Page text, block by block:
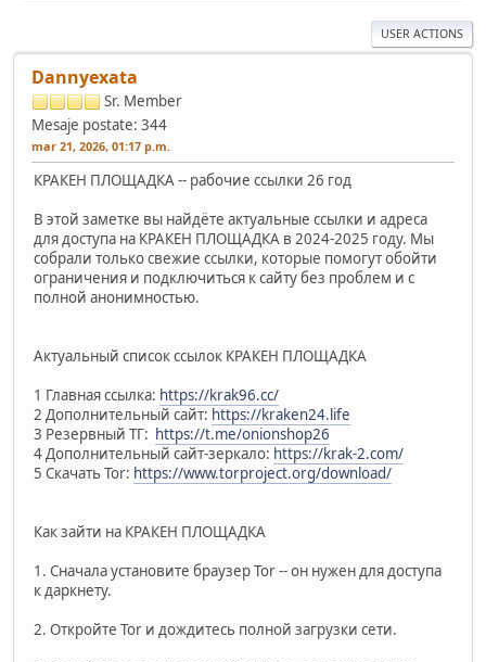
USER ACTIONS
Dannyexata
Sr. Member
Mesaje postate: 344
mar 21, 2026, 01:17 p.m.
КРАКЕН ПЛОЩАДКА -- рабочие ссылки 26 год
В этой заметке вы найдёте актуальные ссылки и адреса
для доступа на КРАКЕН ПЛОЩАДКА в 2024-2025 году. Мы
собрали только свежие ссылки, которые помогут обойти
ограничения и подключиться к сайту без проблем и с
полной анонимностью.
Актуальный список ссылок КРАКЕН ПЛОЩАДКА
1 Главная ссылка: https://krak96.cc/
2 Дополнительный сайт: https://kraken24.life
3 Резервный ТГ: https://t.me/onionshop26
4 Дополнительный сайт-зеркало: https://krak-2.com/
5 Скачать Tor: https://www.torproject.org/download/
Как зайти на КРАКЕН ПЛОЩАДКА
1. Сначала установите браузер Tor -- он нужен для доступа
к даркнету.
2. Откройте Tor и дождитесь полной загрузки сети.